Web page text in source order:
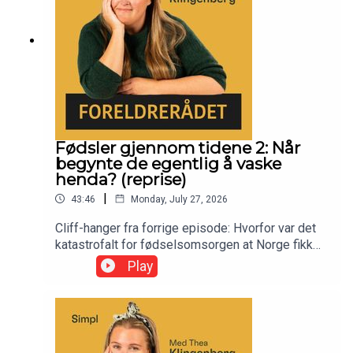
Fødsler gjennom tidene 2: Når
begynte de egentlig å vaske
henda? (reprise)
43:46 | Monday, July 27, 2026
Cliff-hanger fra forrige episode: Hvorfor var det
katastrofalt for fødselsomsorgen at Norge fikk
sitt eget universitet? Torgrim Sørnes, pensjonert
gynekolog og fødselslege, plukker opp tråden
grunn av null tro på bakterier, ingen håndvask og
blodige frakker som statussymbol. Keisersnitt,
fosterovervåkning og bedøvelse gjør etter hvert
Play